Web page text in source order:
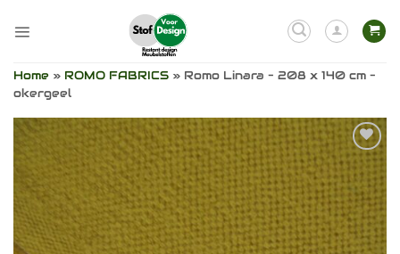
naar
Home » ROMO FABRICS » Romo Linara – 208 x 140 cm –
okergeel
Toevoegen
aan
verlanglijst